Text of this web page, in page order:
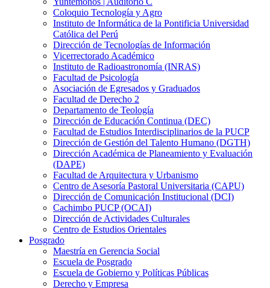
Coloquio Tecnología y Agro
Instituto de Informática de la Pontificia Universidad
Católica del Perú
Dirección de Tecnologías de Información
Vicerrectorado Académico
Instituto de Radioastronomía (INRAS)
Facultad de Psicología
Asociación de Egresados y Graduados
Facultad de Derecho 2
Departamento de Teología
Dirección de Educación Continua (DEC)
Facultad de Estudios Interdisciplinarios de la PUCP
Dirección de Gestión del Talento Humano (DGTH)
Dirección Académica de Planeamiento y Evaluación
(DAPE)
Facultad de Arquitectura y Urbanismo
Centro de Asesoría Pastoral Universitaria (CAPU)
Dirección de Comunicación Institucional (DCI)
Cachimbo PUCP (OCAI)
Dirección de Actividades Culturales
Centro de Estudios Orientales
Posgrado
Maestría en Gerencia Social
Escuela de Posgrado
Escuela de Gobierno y Políticas Públicas
Derecho y Empresa